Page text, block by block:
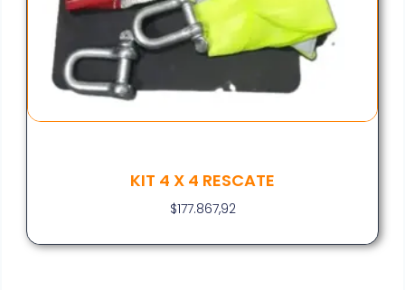
KIT 4 X 4 RESCATE
$177.867,92